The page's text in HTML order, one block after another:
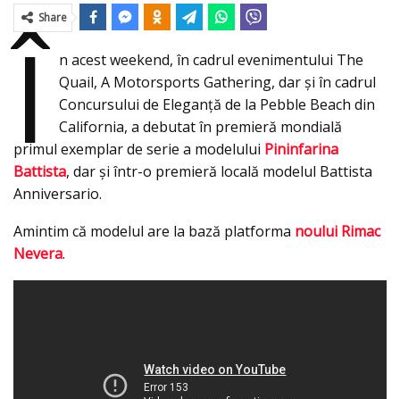
Share
Î
n acest weekend, în cadrul evenimentului The
Quail, A Motorsports Gathering, dar şi în cadrul
Concursului de Eleganţă de la Pebble Beach din
California, a debutat în premieră mondială
primul exemplar de serie a modelului Pininfarina
Battista, dar şi într-o premieră locală modelul Battista
Anniversario.
Amintim că modelul are la bază platforma noului Rimac
Nevera.